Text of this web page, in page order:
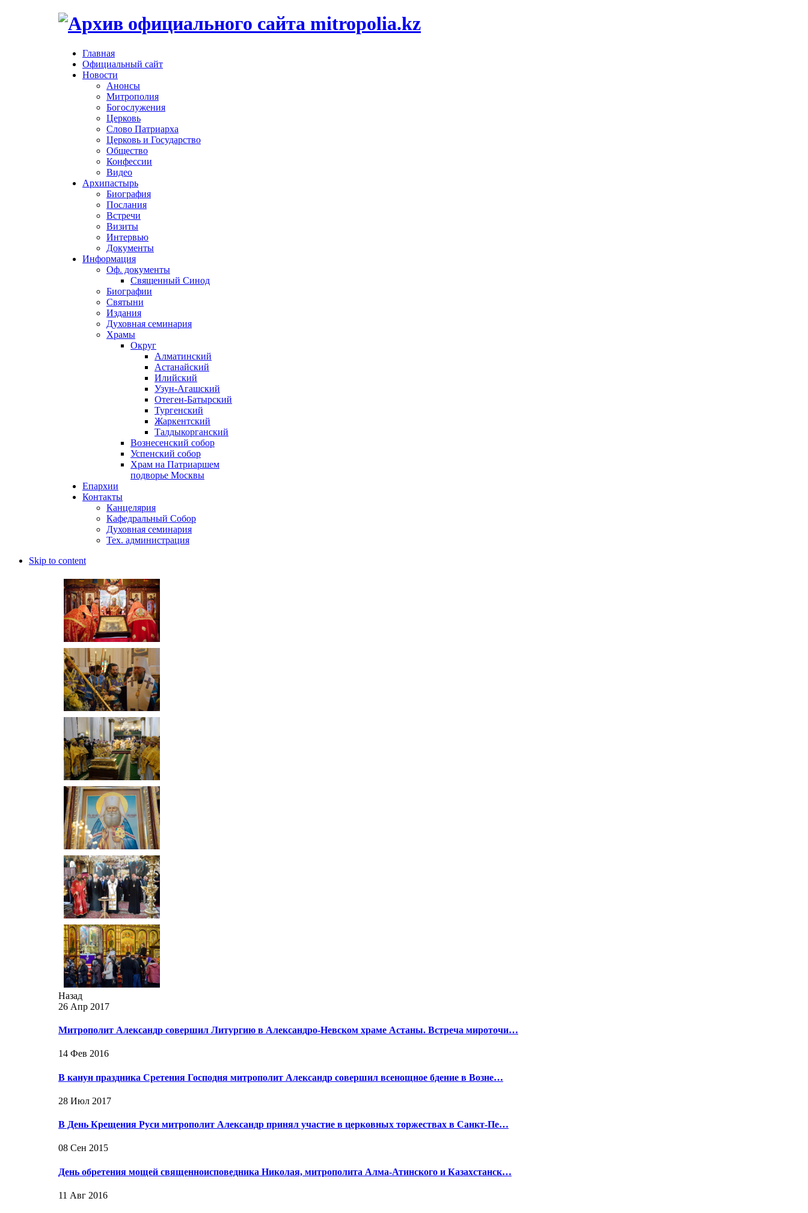
Главная
Официальный сайт
Новости
Анонсы
Митрополия
Богослужения
Церковь
Слово Патриарха
Церковь и Государство
Общество
Конфессии
Видео
Архипастырь
Биография
Послания
Встречи
Визиты
Интервью
Документы
Информация
Оф. документы
Священный Синод
Биографии
Святыни
Издания
Духовная семинария
Храмы
Округ
Алматинский
Астанайский
Илийский
Узун-Агашский
Отеген-Батырский
Тургенский
Жаркентский
Талдыкорганский
Вознесенский собор
Успенский собор
Храм на Патриаршем
подворье Москвы
Епархии
Контакты
Канцелярия
Кафедральный Собор
Духовная семинария
Тех. администрация
Skip to content
Назад
26 Апр 2017
Митрополит Александр совершил Литургию в Александро-Невском храме Астаны. Встреча мироточи…
14 Фев 2016
В канун праздника Сретения Господня митрополит Александр совершил всенощное бдение в Возне…
28 Июл 2017
В День Крещения Руси митрополит Александр принял участие в церковных торжествах в Санкт-Пе…
08 Сен 2015
День обретения мощей священноисповедника Николая, митрополита Алма-Атинского и Казахстанск…
11 Авг 2016